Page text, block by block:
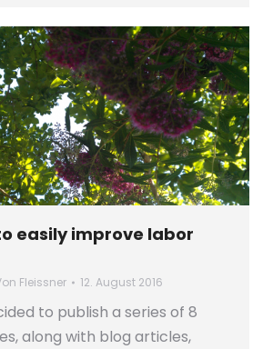
easily improve labor
Fleissner 12. August 2016
to publish a series of 8
along with blog articles,